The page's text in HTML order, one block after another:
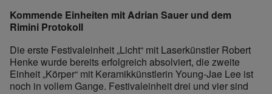
Kommende Einheiten mit Adrian Sauer und dem
Rimini Protokoll
Die erste Festivaleinheit „Licht“ mit Laserkünstler Robert
Henke wurde bereits erfolgreich absolviert, die zweite
Einheit „Körper“ mit Keramikkünstlerin Young-Jae Lee ist
noch in vollem Gange. Festivaleinheit drei und vier sind